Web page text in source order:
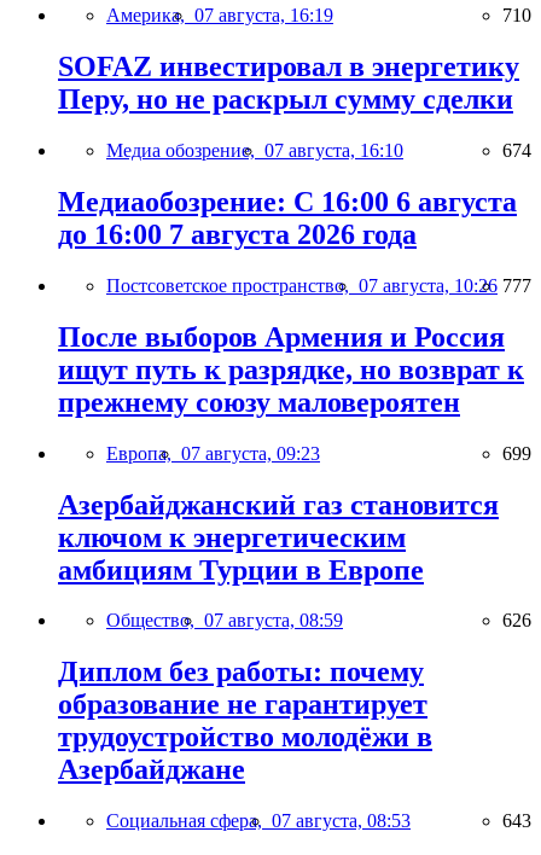
Америка, 07 августа, 16:19 710
SOFAZ инвестировал в энергетику
Перу, но не раскрыл сумму сделки
Медиа обозрение, 07 августа, 16:10 674
Медиаобозрение: С 16:00 6 августа
до 16:00 7 августа 2026 года
Постсоветское пространство, 07 августа, 10:26 777
После выборов Армения и Россия
ищут путь к разрядке, но возврат к
прежнему союзу маловероятен
Европа, 07 августа, 09:23 699
Азербайджанский газ становится
ключом к энергетическим
амбициям Турции в Европе
Общество, 07 августа, 08:59 626
Диплом без работы: почему
образование не гарантирует
трудоустройство молодёжи в
Азербайджане
Социальная сфера, 07 августа, 08:53 643